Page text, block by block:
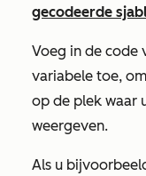
gecodeerde
Voeg in de code
variabele toe,
op de plek waar
weergeven.
Als u